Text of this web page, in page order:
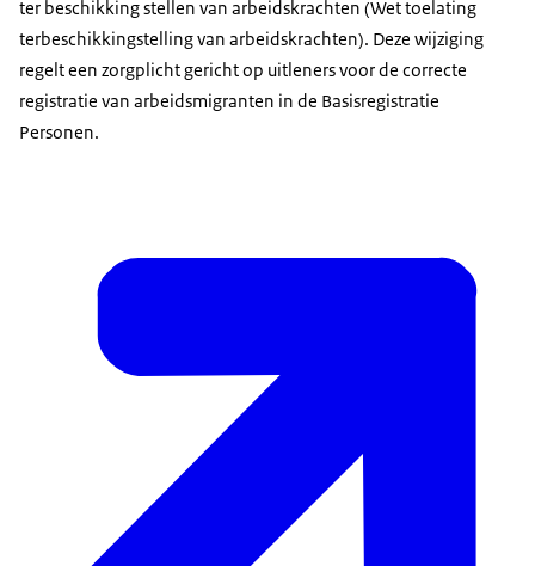
ter beschikking stellen van arbeidskrachten (Wet toelating
terbeschikkingstelling van arbeidskrachten). Deze wijziging
regelt een zorgplicht gericht op uitleners voor de correcte
registratie van arbeidsmigranten in de Basisregistratie
Personen.